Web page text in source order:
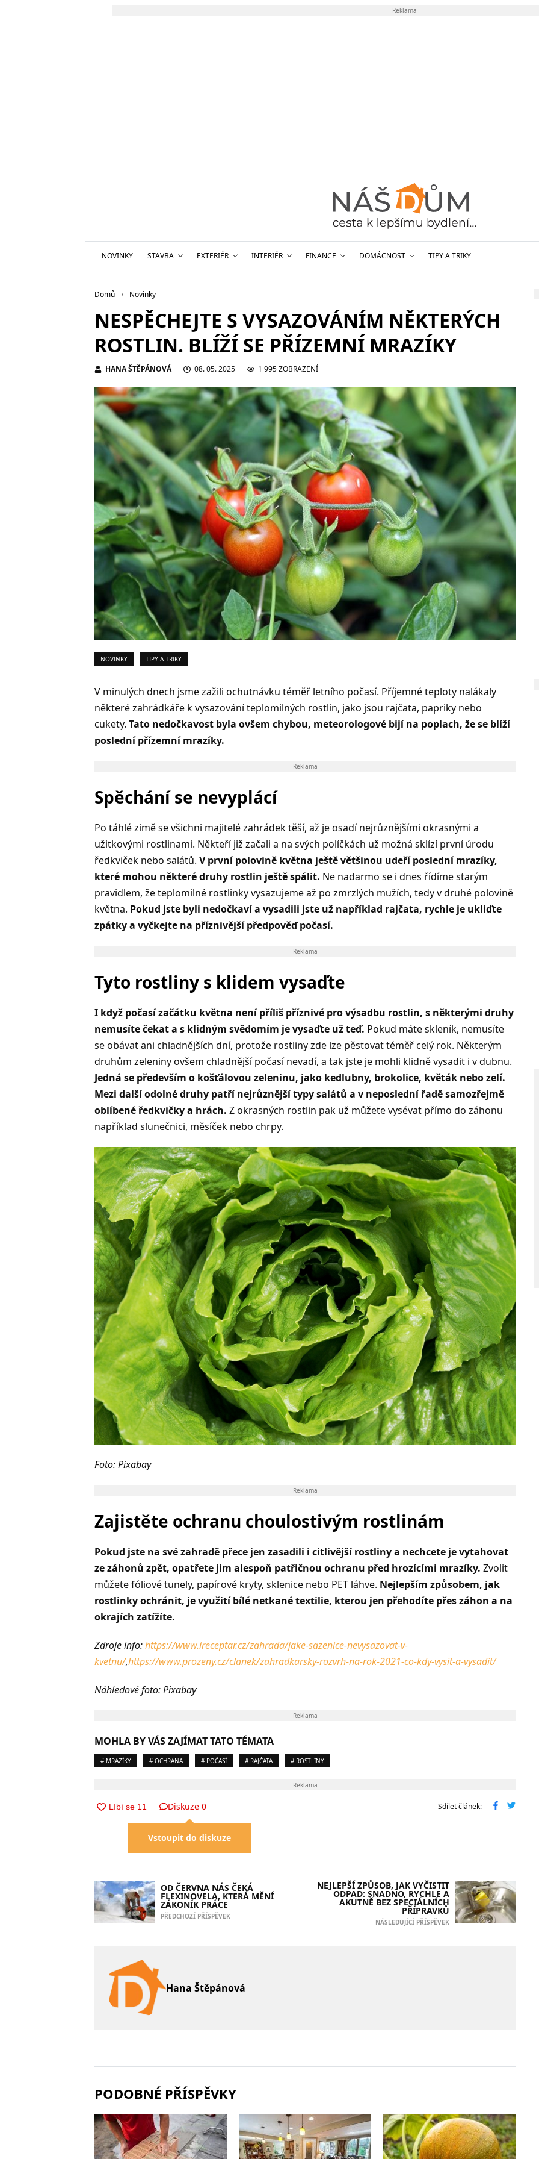
Reklama
NOVINKY STAVBA EXTERIÉR INTERIÉR FINANCE DOMÁCNOST TIPY A TRIKY
Domů Novinky
NESPĚCHEJTE S VYSAZOVÁNÍM NĚKTERÝCH
ROSTLIN. BLÍŽÍ SE PŘÍZEMNÍ MRAZÍKY
HANA ŠTĚPÁNOVÁ 08. 05. 2025 1 995 ZOBRAZENÍ
NOVINKY TIPY A TRIKY
V minulých dnech jsme zažili ochutnávku téměř letního počasí. Příjemné teploty nalákaly
některé zahrádkáře k vysazování teplomilných rostlin, jako jsou rajčata, papriky nebo
cukety. Tato nedočkavost byla ovšem chybou, meteorologové bijí na poplach, že se blíží
poslední přízemní mrazíky.
Reklama
Spěchání se nevyplácí
Po táhlé zimě se všichni majitelé zahrádek těší, až je osadí nejrůznějšími okrasnými a
užitkovými rostlinami. Někteří již začali a na svých políčkách už možná sklízí první úrodu
ředkviček nebo salátů. V první polovině května ještě většinou udeří poslední mrazíky,
které mohou některé druhy rostlin ještě spálit. Ne nadarmo se i dnes řídíme starým
pravidlem, že teplomilné rostlinky vysazujeme až po zmrzlých mužích, tedy v druhé polovině
května. Pokud jste byli nedočkaví a vysadili jste už například rajčata, rychle je ukliďte
zpátky a vyčkejte na příznivější předpověď počasí.
Reklama
Tyto rostliny s klidem vysaďte
I když počasí začátku května není příliš příznivé pro výsadbu rostlin, s některými druhy
nemusíte čekat a s klidným svědomím je vysaďte už teď. Pokud máte skleník, nemusíte
se obávat ani chladnějších dní, protože rostliny zde lze pěstovat téměř celý rok. Některým
druhům zeleniny ovšem chladnější počasí nevadí, a tak jste je mohli klidně vysadit i v dubnu.
Jedná se především o košťálovou zeleninu, jako kedlubny, brokolice, květák nebo zelí.
Mezi další odolné druhy patří nejrůznější typy salátů a v neposlední řadě samozřejmě
oblíbené ředkvičky a hrách. Z okrasných rostlin pak už můžete vysévat přímo do záhonu
například slunečnici, měsíček nebo chrpy.
Foto: Pixabay
Reklama
Zajistěte ochranu choulostivým rostlinám
Pokud jste na své zahradě přece jen zasadili i citlivější rostliny a nechcete je vytahovat
ze záhonů zpět, opatřete jim alespoň patřičnou ochranu před hrozícími mrazíky. Zvolit
můžete fóliové tunely, papírové kryty, sklenice nebo PET láhve. Nejlepším způsobem, jak
rostlinky ochránit, je využití bílé netkané textilie, kterou jen přehodíte přes záhon a na
okrajích zatížíte.
Zdroje info:https://www.ireceptar.cz/zahrada/jake-sazenice-nevysazovat-v-
kvetnu/,https://www.prozeny.cz/clanek/zahradkarsky-rozvrh-na-rok-2021-co-kdy-vysit-a-vysadit/
Náhledové foto: Pixabay
Reklama
MOHLA BY VÁS ZAJÍMAT TATO TÉMATA
# MRAZÍKY # OCHRANA # POČASÍ # RAJČATA # ROSTLINY
Reklama
Diskuze 0
Vstoupit do diskuze
Sdílet článek:
OD ČERVNA NÁS ČEKÁ
FLEXINOVELA, KTERÁ MĚNÍ
ZÁKONÍK PRÁCE
PŘEDCHOZÍ PŘÍSPĚVEK
NEJLEPŠÍ ZPŮSOB, JAK VYČISTIT
ODPAD: SNADNO, RYCHLE A
AKUTNĚ BEZ SPECIÁLNÍCH
PŘÍPRAVKŮ
NÁSLEDUJÍCÍ PŘÍSPĚVEK
Hana Štěpánová
PODOBNÉ PŘÍSPĚVKY